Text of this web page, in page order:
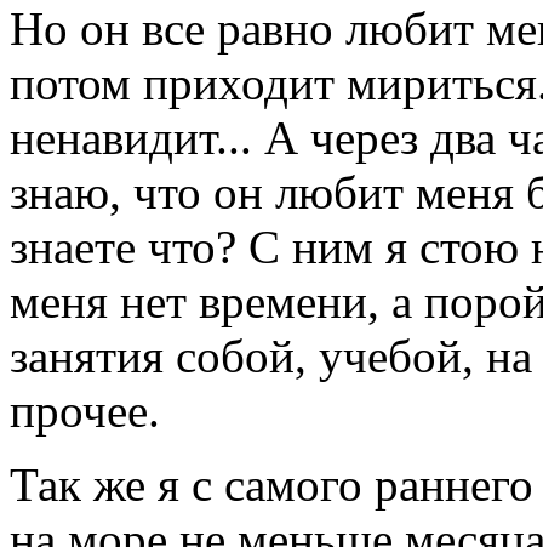
Но он все равно любит
потом приходит
ненавидит... А через два
знаю, что он любит меня
знаете что? С ним я стою
меня нет времени, а
занятия собой, учебой,
прочее.
Так же я с самого